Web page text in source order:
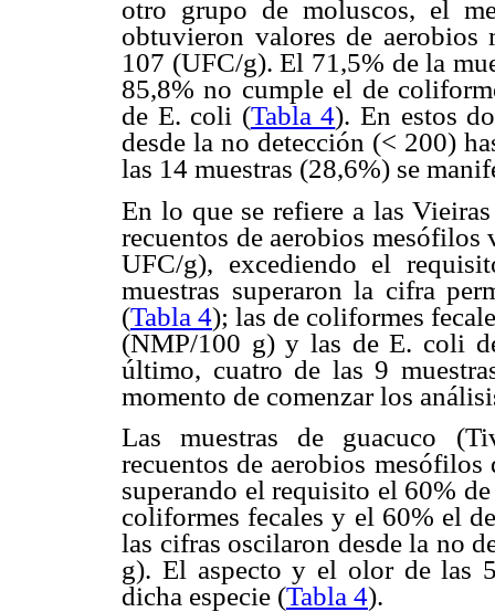
otro grupo de moluscos, el
obtuvieron valores de
107 (UFC/g). El 71,5% de la
85,8% no cumple el de
de E. coli (Tabla 4). En estos
desde la no detección (< 200)
las 14 muestras (28,6%) se
En lo que se refiere a las
recuentos de aerobios
UFC/g), excediendo el
muestras superaron la cifra
(Tabla 4); las de coliformes
(NMP/100 g) y las de E. coli
último, cuatro de las 9
momento de comenzar los
Las muestras de guacuco
recuentos de aerobios
superando el requisito el 60%
coliformes fecales y el 60% el
las cifras oscilaron desde la no
g). El aspecto y el olor de las
dicha especie (Tabla 4).